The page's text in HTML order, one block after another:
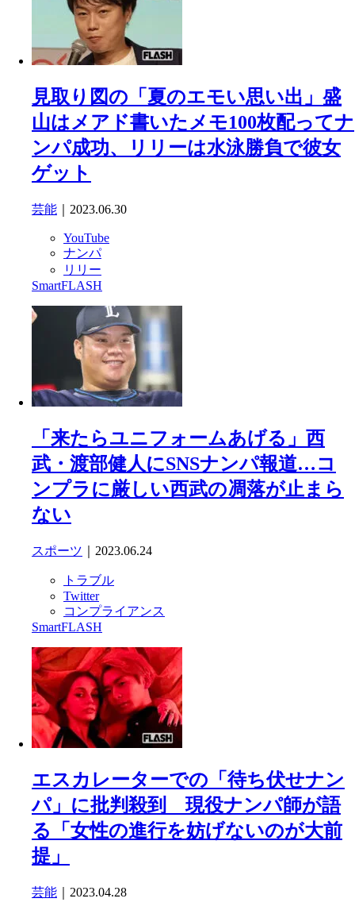
見取り図の「夏のエモい思い出」盛
山はメアド書いたメモ100枚配ってナ
ンパ成功、リリーは水泳勝負で彼女
ゲット
芸能 ｜2023.06.30
YouTube
ナンパ
リリー
SmartFLASH
「来たらユニフォームあげる」西
武・渡部健人にSNSナンパ報道…コ
ンプラに厳しい西武の凋落が止まら
ない
スポーツ ｜2023.06.24
トラブル
Twitter
コンプライアンス
SmartFLASH
エスカレーターでの「待ち伏せナン
パ」に批判殺到 現役ナンパ師が語
る「女性の進行を妨げないのが大前
提」
芸能 ｜2023.04.28